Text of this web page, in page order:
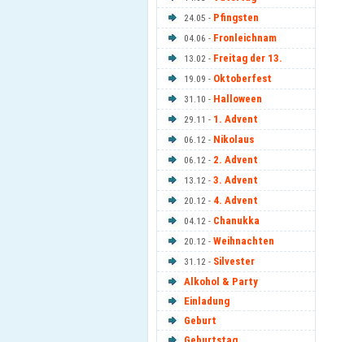
24.05 - Pfingsten
04.06 - Fronleichnam
13.02 - Freitag der 13.
19.09 - Oktoberfest
31.10 - Halloween
29.11 - 1. Advent
06.12 - Nikolaus
06.12 - 2. Advent
13.12 - 3. Advent
20.12 - 4. Advent
04.12 - Chanukka
20.12 - Weihnachten
31.12 - Silvester
Alkohol & Party
Einladung
Geburt